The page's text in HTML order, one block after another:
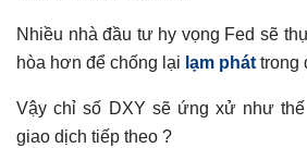
Nhiều nhà đầu tư hy vọng Fed sẽ
hòa hơn để chống lại lạm phát trong
Vậy chỉ số DXY sẽ ứng xử như
giao dịch tiếp theo ?